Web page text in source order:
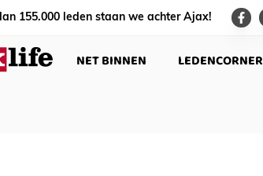
155.000 leden staan we achter Ajax!
NET BINNEN LEDENCORNER